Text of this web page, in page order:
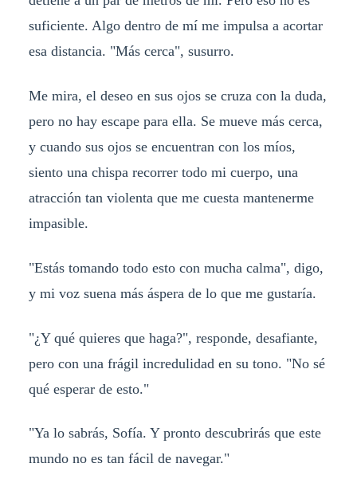
suficiente. Algo dentro de mí me impulsa a acortar
esa distancia. "Más cerca", susurro.
Me mira, el deseo en sus ojos se cruza con la duda,
pero no hay escape para ella. Se mueve más cerca,
y cuando sus ojos se encuentran con los míos,
siento una chispa recorrer todo mi cuerpo, una
atracción tan violenta que me cuesta mantenerme
impasible.
"Estás tomando todo esto con mucha calma", digo,
y mi voz suena más áspera de lo que me gustaría.
"¿Y qué quieres que haga?", responde, desafiante,
pero con una frágil incredulidad en su tono. "No sé
qué esperar de esto."
"Ya lo sabrás, Sofía. Y pronto descubrirás que este
mundo no es tan fácil de navegar."